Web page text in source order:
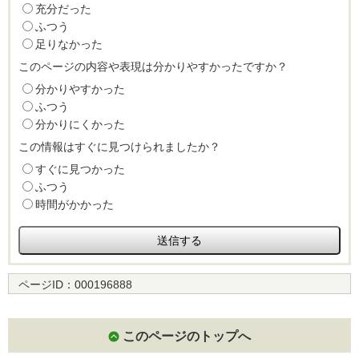
充分だった
ふつう
足りなかった
このページの内容や表現は分かりやすかったですか？
分かりやすかった
ふつう
分かりにくかった
この情報はすぐに見つけられましたか？
すぐに見つかった
ふつう
時間がかかった
ページID： 000196888
このページのトップへ